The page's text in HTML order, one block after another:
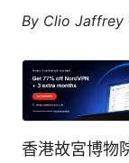
By Clio Jaffrey
香港故宮博物